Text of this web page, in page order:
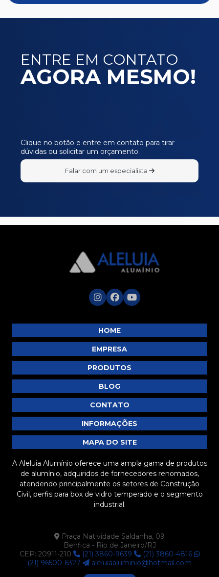
ENTRE EM CONTATO
AGORA MESMO!
Clique no botão e entre em contato para tirar
dúvidas ou solicitar um orçamento.
Falar com um especialista
HOME
EMPRESA
PRODUTOS
BLOG
CONTATO
INFORMAÇÕES
MAPA DO SITE
A Aleluia Alumínio oferece uma ampla gama de produtos
de alumínio, adquiridos de fornecedores renomados,
atendendo principalmente os setores de Construção
Civil, perfis para box de vidro temperado e o segmento
industrial.
Praça Natividade Saldanha, 09
Benfica - Rio de Janeiro/RJ
CEP: 20911-210
(21) 3860-9639
(21) 3860-4816
(21) 96500-6327
aleluiaaluminio@hotmail.com